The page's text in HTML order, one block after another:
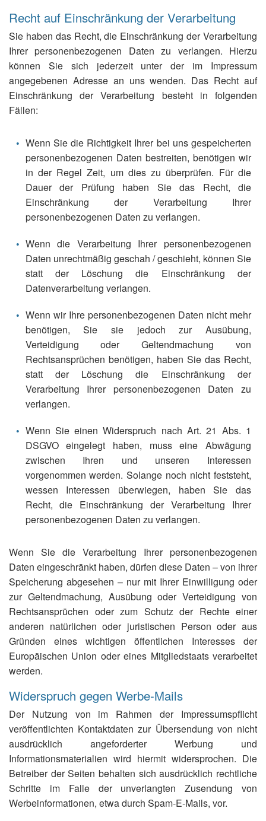
Recht auf Einschränkung der Verarbeitung
Sie haben das Recht, die Einschränkung der Verarbeitung
Ihrer personenbezogenen Daten zu verlangen. Hierzu
können Sie sich jederzeit unter der im Impressum
angegebenen Adresse an uns wenden. Das Recht auf
Einschränkung der Verarbeitung besteht in folgenden
Fällen:
Wenn Sie die Richtigkeit Ihrer bei uns gespeicherten
personenbezogenen Daten bestreiten, benötigen wir
in der Regel Zeit, um dies zu überprüfen. Für die
Dauer der Prüfung haben Sie das Recht, die
Einschränkung der Verarbeitung Ihrer
personenbezogenen Daten zu verlangen.
Wenn die Verarbeitung Ihrer personenbezogenen
Daten unrechtmäßig geschah / geschieht, können Sie
statt der Löschung die Einschränkung der
Datenverarbeitung verlangen.
Wenn wir Ihre personenbezogenen Daten nicht mehr
benötigen, Sie sie jedoch zur Ausübung,
Verteidigung oder Geltendmachung von
Rechtsansprüchen benötigen, haben Sie das Recht,
statt der Löschung die Einschränkung der
Verarbeitung Ihrer personenbezogenen Daten zu
verlangen.
Wenn Sie einen Widerspruch nach Art. 21 Abs. 1
DSGVO eingelegt haben, muss eine Abwägung
zwischen Ihren und unseren Interessen
vorgenommen werden. Solange noch nicht feststeht,
wessen Interessen überwiegen, haben Sie das
Recht, die Einschränkung der Verarbeitung Ihrer
personenbezogenen Daten zu verlangen.
Wenn Sie die Verarbeitung Ihrer personenbezogenen
Daten eingeschränkt haben, dürfen diese Daten – von ihrer
Speicherung abgesehen – nur mit Ihrer Einwilligung oder
zur Geltendmachung, Ausübung oder Verteidigung von
Rechtsansprüchen oder zum Schutz der Rechte einer
anderen natürlichen oder juristischen Person oder aus
Gründen eines wichtigen öffentlichen Interesses der
Europäischen Union oder eines Mitgliedstaats verarbeitet
werden.
Widerspruch gegen Werbe-Mails
Der Nutzung von im Rahmen der Impressumspflicht
veröffentlichten Kontaktdaten zur Übersendung von nicht
ausdrücklich angeforderter Werbung und
Informationsmaterialien wird hiermit widersprochen. Die
Betreiber der Seiten behalten sich ausdrücklich rechtliche
Schritte im Falle der unverlangten Zusendung von
Werbeinformationen, etwa durch Spam-E-Mails, vor.